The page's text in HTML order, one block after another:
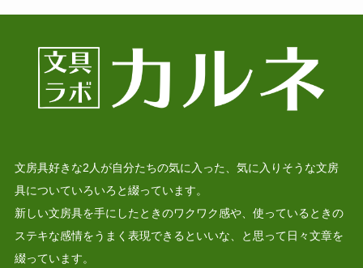
文房具好きな2人が自分たちの気に入った、気に入りそうな文房
具についていろいろと綴っています。
新しい文房具を手にしたときのワクワク感や、使っているときの
ステキな感情をうまく表現できるといいな、と思って日々文章を
綴っています。